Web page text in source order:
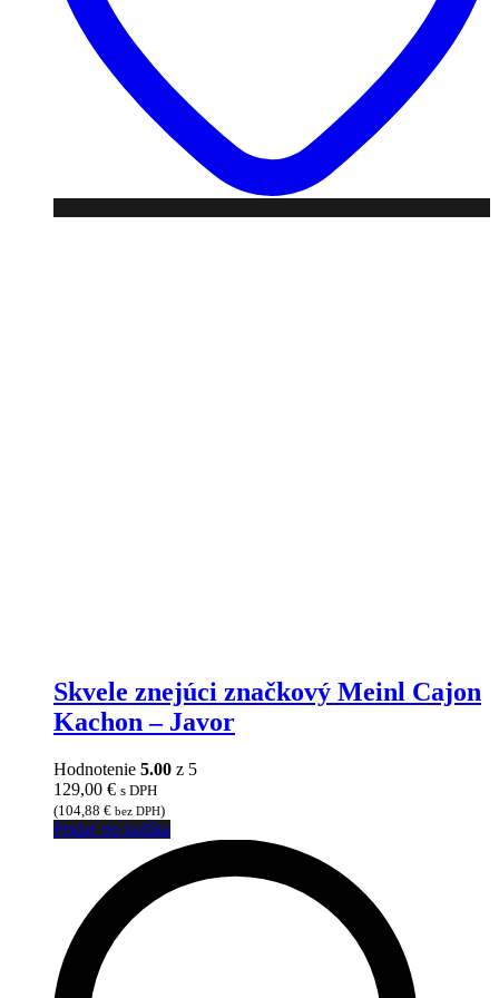
Skvele znejúci značkový Meinl Cajon
Kachon – Javor
Hodnotenie 5.00 z 5
129,00 € s DPH
(104,88 € bez DPH)
Pridať do košíka